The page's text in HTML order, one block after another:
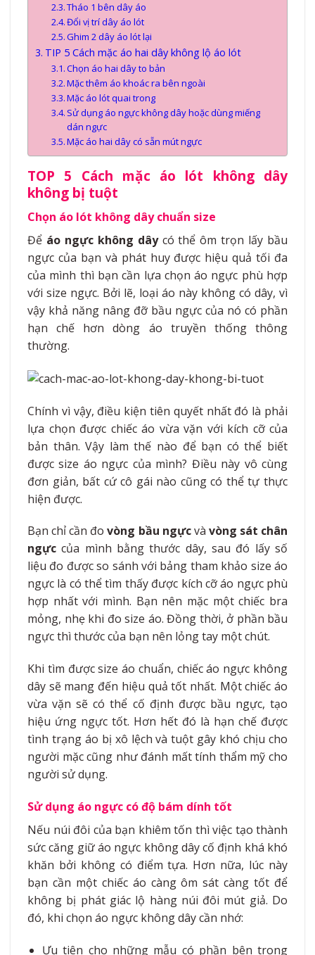
Tháo 1 bên dây áo
Đổi vị trí dây áo lót
Ghim 2 dây áo lót lại
TIP 5 Cách mặc áo hai dây không lộ áo lót
Chọn áo hai dây to bản
Mặc thêm áo khoác ra bên ngoài
Mặc áo lót quai trong
Sử dụng áo ngực không dây hoặc dùng miếng
dán ngực
Mặc áo hai dây có sẵn mút ngực
TOP 5 Cách mặc áo lót không dây
không bị tuột
Chọn áo lót không dây chuẩn size
Để áo ngực không dâycó thể ôm trọn lấy bầu
ngực của bạn và phát huy được hiệu quả tối đa
của mình thì bạn cần lựa chọn áo ngực phù hợp
với size ngực. Bởi lẽ, loại áo này không có dây, vì
vậy khả năng nâng đỡ bầu ngực của nó có phần
hạn chế hơn dòng áo truyền thống thông
thường.
Chính vì vậy, điều kiện tiên quyết nhất đó là phải
lựa chọn được chiếc áo vừa vặn với kích cỡ của
bản thân. Vậy làm thế nào để bạn có thể biết
được size áo ngực của mình? Điều này vô cùng
đơn giản, bất cứ cô gái nào cũng có thể tự thực
hiện được.
Bạn chỉ cần đovòng bầu ngựcvà vòng sát chân
ngực của mình bằng thước dây, sau đó lấy số
liệu đo được so sánh với bảng tham khảo size áo
ngực là có thể tìm thấy được kích cỡ áo ngực phù
hợp nhất với mình. Bạn nên mặc một chiếc bra
mỏng, nhẹ khi đo size áo. Đồng thời, ở phần bầu
ngực thì thước của bạn nên lỏng tay một chút.
Khi tìm được size áo chuẩn, chiếc áo ngực không
dây sẽ mang đến hiệu quả tốt nhất. Một chiếc áo
vừa vặn sẽ có thể cố định được bầu ngực, tạo
hiệu ứng ngực tốt. Hơn hết đó là hạn chế được
tình trạng áo bị xô lệch và tuột gây khó chịu cho
người mặc cũng như đánh mất tính thẩm mỹ cho
người sử dụng.
Sử dụng áo ngực có độ bám dính tốt
Nếu núi đôi của bạn khiêm tốn thì việc tạo thành
sức căng giữ áo ngực không dây cố định khá khó
khăn bởi không có điểm tựa. Hơn nữa, lúc này
bạn cần một chiếc áo càng ôm sát càng tốt để
không bị phát giác lộ hàng núi đôi mút giả. Do
đó, khi chọn áo ngực không dây cần nhớ:
Ưu tiên cho những mẫu có phần bên trong